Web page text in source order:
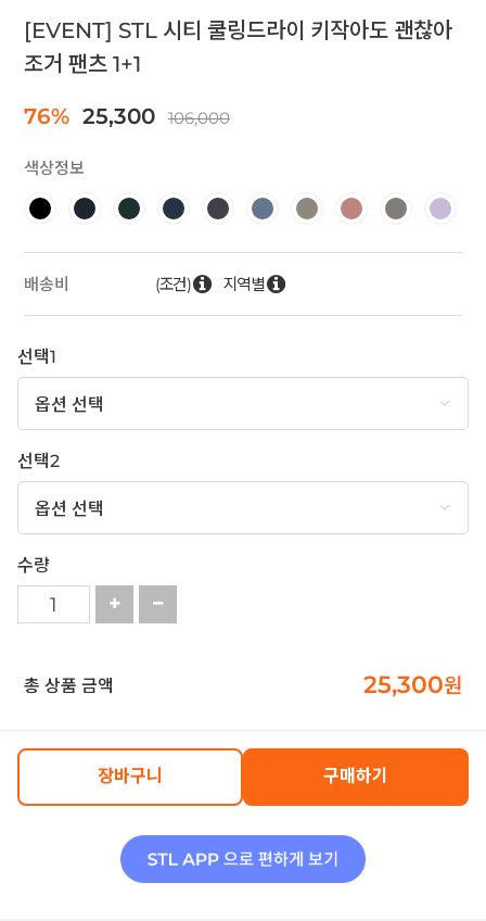
[EVENT] STL 시티 쿨링드라이 키작아도 괜찮아
조거 팬츠 1+1
76% 25,300 106,000
색상정보
배송비 (조건) 지역별
선택1
선택2
수량
총 상품 금액 25,300원
장바구니 구매하기